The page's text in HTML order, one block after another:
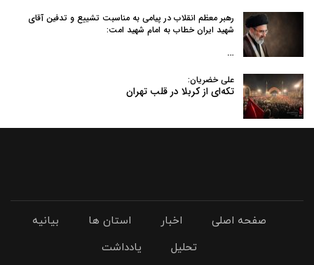
رهبر معظم انقلاب در پیامی به‌ مناسبت تشییع و تدفین آقای
شهید ایران خطاب به امام شهید امت:
…
علی خضریان:
تکه‌ای از کربلا در قلب تهران
صفحه اصلی اخبار استان ها
بیانیه
تحلیل
یادداشت